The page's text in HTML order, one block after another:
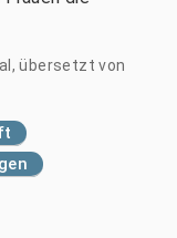
übersetzt von